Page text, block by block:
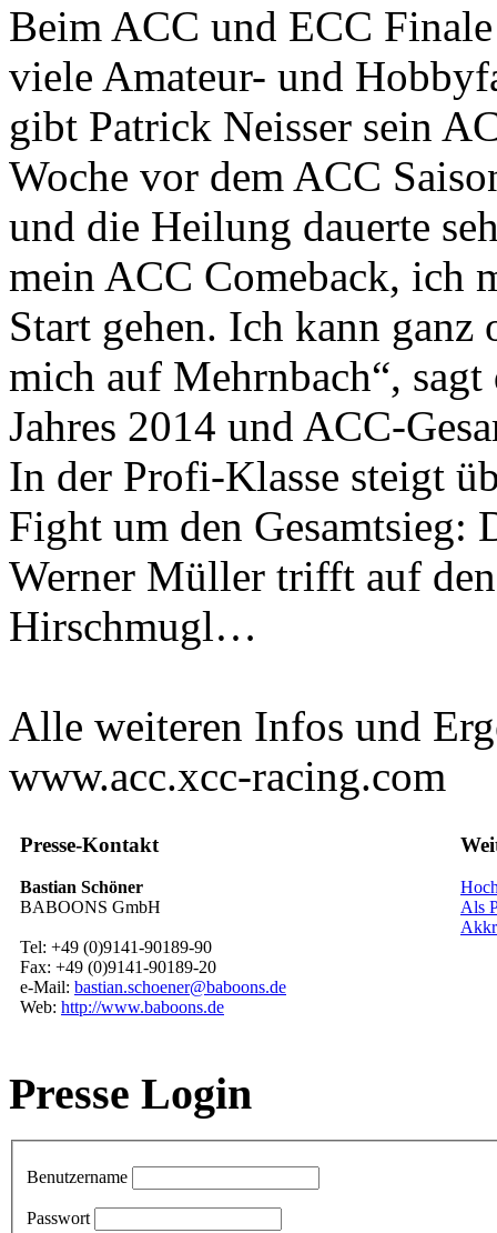
Beim ACC und ECC
viele Amateur- und
gibt Patrick Neisser sein
Woche vor dem ACC
und die Heilung dauerte
mein ACC Comeback, ich
Start gehen. Ich kann
mich auf Mehrnbach“, sagt
Jahres 2014 und ACC-
In der Profi-Klasse steigt
Fight um den Gesamtsieg:
Werner Müller trifft auf
Hirschmugl…
Alle weiteren Infos und
www.acc.xcc-racing.com
Presse-Kontakt
Bastian Schöner
BABOONS GmbH
Tel: +49 (0)9141-90189-90
Fax: +49 (0)9141-90189-20
e-Mail: bastian.schoener@baboons.de
Web: http://www.baboons.de
Als
Presse Login
Benutzername
Passwort